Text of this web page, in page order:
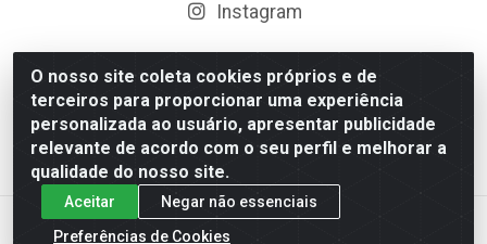
O nosso site coleta cookies próprios e de
terceiros para proporcionar uma experiência
personalizada ao usuário, apresentar publicidade
relevante de acordo com o seu perfil e melhorar a
qualidade do nosso site.
Aceitar
Negar não essenciais
Preferências de Cookies
Instagram
Distribuidora de Cosméticos Antoneto LTDA - BA-052,
km 87 - Industrial, Ipirá - BA, 44600-000 - CNPJ
10.984.107/0001-75